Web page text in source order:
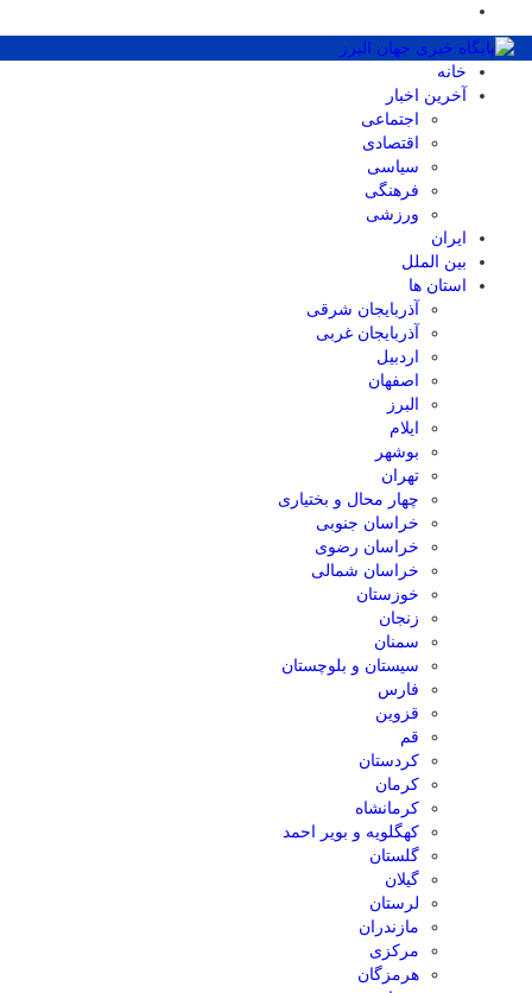
خانه
آخرین اخبار
اجتماعی
اقتصادی
سیاسی
فرهنگی
ورزشی
ایران
بین الملل
استان ها
آذربایجان شرقی
آذربایجان غربی
اردبیل
اصفهان
البرز
ایلام
بوشهر
تهران
چهار محال و بختیاری
خراسان جنوبی
خراسان رضوی
خراسان شمالی
خوزستان
زنجان
سمنان
سیستان و بلوچستان
فارس
قزوین
قم
کردستان
کرمان
کرمانشاه
کهگلویه و بویر احمد
گلستان
گیلان
لرستان
مازندران
مرکزی
هرمزگان